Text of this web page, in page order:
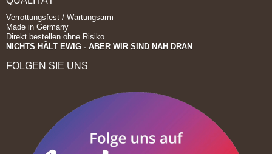
Verrottungsfest / Wartungsarm
Made in Germany
Direkt bestellen ohne Risiko
NICHTS HÄLT EWIG - ABER WIR SIND NAH DRAN
FOLGEN SIE UNS